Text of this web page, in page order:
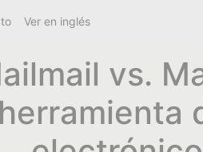
Ver en inglés
vs.
herramienta